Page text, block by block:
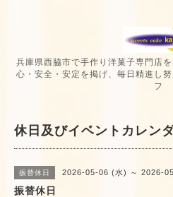
兵庫県西脇市で手作り洋菓子専門店
心・安全・安定を掲げ、毎日精進し
フ
休日及びイベントカレン
振替休日 2026-05-06 (水) ～ 2026-
振替休日